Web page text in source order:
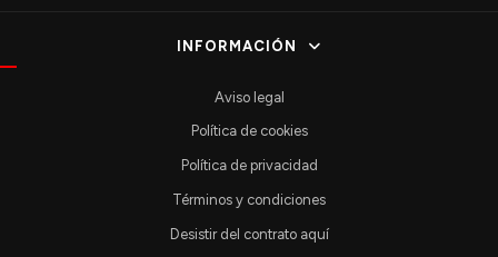
INFORMACIÓN
Aviso legal
Política de cookies
Política de privacidad
Términos y condiciones
Desistir del contrato aquí